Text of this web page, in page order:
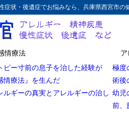
症状・後遺症でお悩みなら、兵庫県西宮市
情療法
ピー寸前の息子を治した経験が
情療法』を生んだ
ルギーの真実とアレルギーの治し
極度
術後
幼児
前、